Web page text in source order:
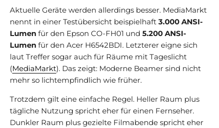
Aktuelle Geräte werden allerdings besser. MediaMarkt
nennt in einer Testübersicht beispielhaft 3.000 ANSI-
Lumen für den Epson CO-FH01 und 5.200 ANSI-
Lumen für den Acer H6542BDI. Letzterer eigne sich
laut Treffer sogar auch für Räume mit Tageslicht
(MediaMarkt). Das zeigt: Moderne Beamer sind nicht
mehr so lichtempfindlich wie früher.
Trotzdem gilt eine einfache Regel. Heller Raum plus
tägliche Nutzung spricht eher für einen Fernseher.
Dunkler Raum plus gezielte Filmabende spricht eher